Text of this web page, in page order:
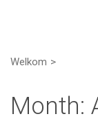
Welkom
Month: